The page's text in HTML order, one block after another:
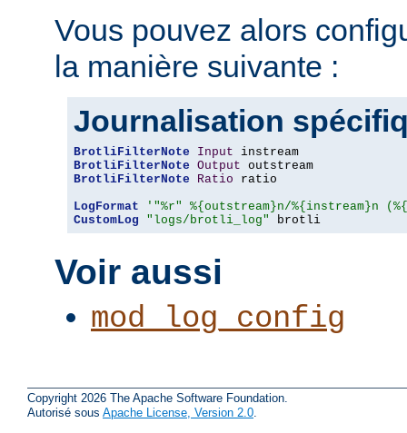
Vous pouvez alors
la manière suivante :
Journalisation
BrotliFilterNote Input
BrotliFilterNote Output
BrotliFilterNote
Ratio ratio
LogFormat
'"%r" %{outstream}n/%{instream}n
CustomLog
"logs/brotli_log" brotli
Voir aussi
mod_log_config
Copyright 2026 The Apache Software Foundation.
Autorisé sous Apache License, Version 2.0